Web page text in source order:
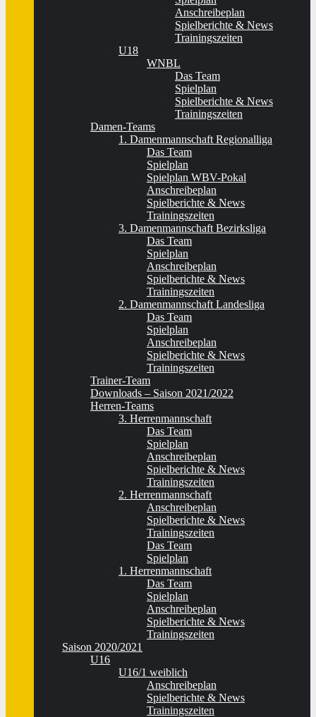
Anschreibeplan
Spielberichte & News
Trainingszeiten
U18
WNBL
Das Team
Spielplan
Spielberichte & News
Trainingszeiten
Damen-Teams
1. Damenmannschaft Regionalliga
Das Team
Spielplan
Spielplan WBV-Pokal
Anschreibeplan
Spielberichte & News
Trainingszeiten
3. Damenmannschaft Bezirksliga
Das Team
Spielplan
Anschreibeplan
Spielberichte & News
Trainingszeiten
2. Damenmannschaft Landesliga
Das Team
Spielplan
Anschreibeplan
Spielberichte & News
Trainingszeiten
Trainer-Team
Downloads – Saison 2021/2022
Herren-Teams
3. Herrenmannschaft
Das Team
Spielplan
Anschreibeplan
Spielberichte & News
Trainingszeiten
2. Herrenmannschaft
Anschreibeplan
Spielberichte & News
Trainingszeiten
Das Team
Spielplan
1. Herrenmannschaft
Das Team
Spielplan
Anschreibeplan
Spielberichte & News
Trainingszeiten
Saison 2020/2021
U16
U16/1 weiblich
Anschreibeplan
Spielberichte & News
Trainingszeiten